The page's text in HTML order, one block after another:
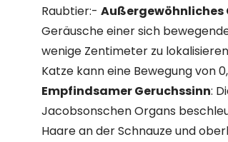
Raubtier:- Außergewöhnliches
Geräusche einer sich
wenige Zentimeter zu
Katze kann eine Bewegung von
Empfindsamer Geruchssinn:
Jacobsonschen Organs
Haare an der Schnauze und